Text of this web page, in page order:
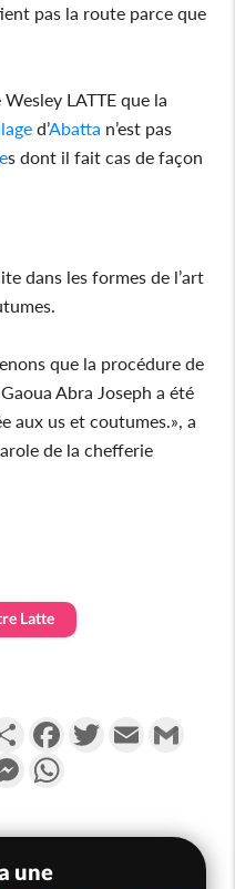
pas la route parce que
LATTE que la
d’Abatta n’est pas
s dont il fait cas de façon
dans les formes de l’art
que la procédure de
Abra Joseph a été
aux us et coutumes.», a
de la chefferie
Latte
PartagerFacebookTwitterEmail
Messenger
une